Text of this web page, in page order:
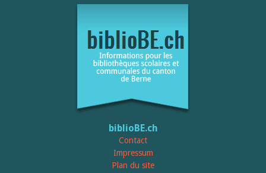
biblioBE.ch
Contact
Impressum
Plan du site